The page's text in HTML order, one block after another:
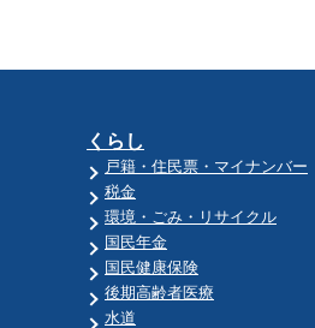
くらし
戸籍・住民票・マイナンバー
税金
環境・ごみ・リサイクル
国民年金
国民健康保険
後期高齢者医療
水道